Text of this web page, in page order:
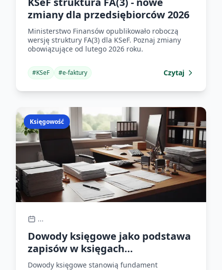
zmiany dla przedsiębiorców 2026
Ministerstwo Finansów opublikowało roboczą
wersję struktury FA(3) dla KSeF. Poznaj zmiany
obowiązujące od lutego 2026 roku.
#KSeF #e-faktury Czytaj
Księgowość
...
Dowody księgowe jako podstawa
zapisów w księgach
rachunkowych
Dowody księgowe stanowią fundament